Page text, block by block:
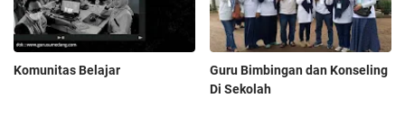
Komunitas Belajar
Guru Bimbingan dan Konseling
Di Sekolah